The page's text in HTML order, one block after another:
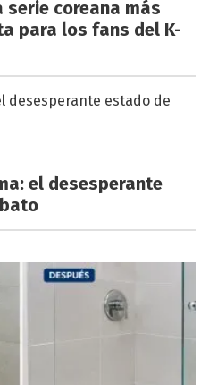
coreana más
para los fans del K-
el desesperante